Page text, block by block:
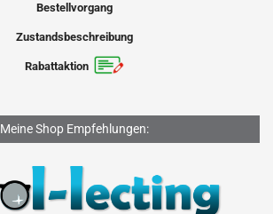
Bestellvorgang
Zustandsbeschreibung
Rabattaktion
Meine Shop Empfehlungen: